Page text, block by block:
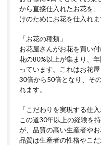
から直接仕入れたお花を
けのためにお花を仕入れま
「お花の種類」
お花屋さんがお花を買い
花の80%以上が集まり、
っています。これはお花
30倍から50倍となり、そ
れます。
「こだわりを実現する仕入
この道30年以上の経験を
が、品質の高い生産者や
品質は生産者の性格やこ